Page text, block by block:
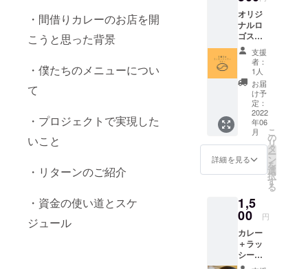
・間借りカレーのお店を開
こうと思った背景
・僕たちのメニューについ
て
・プロジェクトで実現した
いこと
・リターンのご紹介
・資金の使い道とスケ
ジュール
オリジ
ナルロ
ゴス
テッ
カー＋
感謝の
お手紙
オリジ
ナルロ
ゴス
テッ
カーと
感謝の
お手紙
を送ら
せてい
ます。
支援
者：
1人
お届
け予
定：
2022
年06
月
詳細を見る
こ
の
リ
タ
ー
ン
を
選
択
す
る
1,5
00 円
カレー
＋ラッ
シー引
換券＋